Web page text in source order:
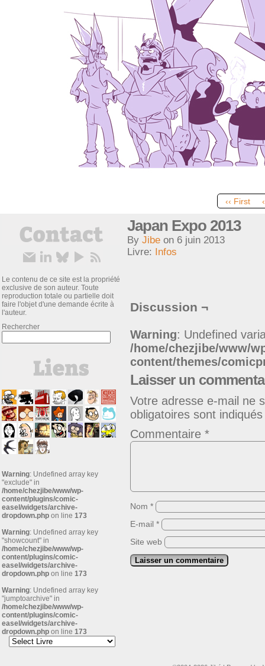
‹‹ First
Le contenu de ce site est la propriété
exclusive de son auteur. Toute
reproduction totale ou partielle doit
faire l'objet d'une demande écrite à
l'auteur.
Rechercher
Warning: Undefined array key
"exclude" in
/home/chezjibe/www/wp-
content/plugins/comic-
easel/widgets/archive-
dropdown.php on line 173
Warning: Undefined array key
"showcount" in
/home/chezjibe/www/wp-
content/plugins/comic-
easel/widgets/archive-
dropdown.php on line 173
Warning: Undefined array key
"jumptoarchive" in
/home/chezjibe/www/wp-
content/plugins/comic-
easel/widgets/archive-
dropdown.php on line 173
Japan Expo 2013
By Jibe on 6 juin 2013
Livre: Infos
Discussion ¬
Warning: Undefined
/home/chezjibe/www/
content/themes/
Laisser un
Votre adresse e-mail ne
obligatoires sont
Commentaire *
Nom *
E-mail *
Site web